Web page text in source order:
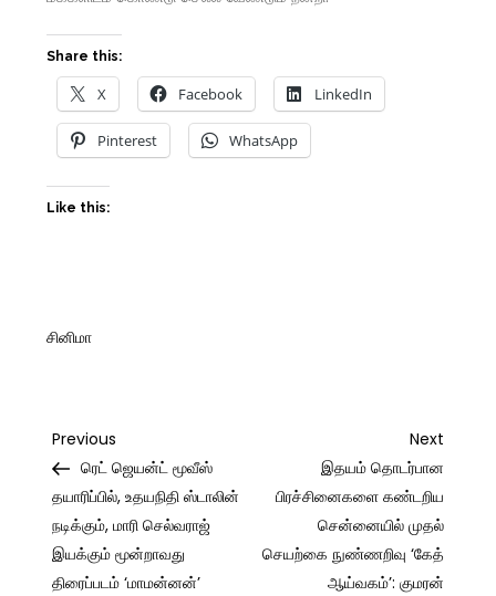
Share this:
X Facebook LinkedIn
Pinterest WhatsApp
Like this:
சினிமா
Post
navigation
Previous
Post
Previous
ரெட் ஜெயன்ட் மூவீஸ்
தயாரிப்பில், உதயநிதி ஸ்டாலின்
நடிக்கும், மாரி செல்வராஜ்
இயக்கும் மூன்றாவது
திரைப்படம் ‘மாமன்னன்’
Next
Post
Next
இதயம் தொடர்பான
பிரச்சினைகளை கண்டறிய
சென்னையில் முதல்
செயற்கை நுண்ணறிவு ‘கேத்
ஆய்வகம்’: குமரன்